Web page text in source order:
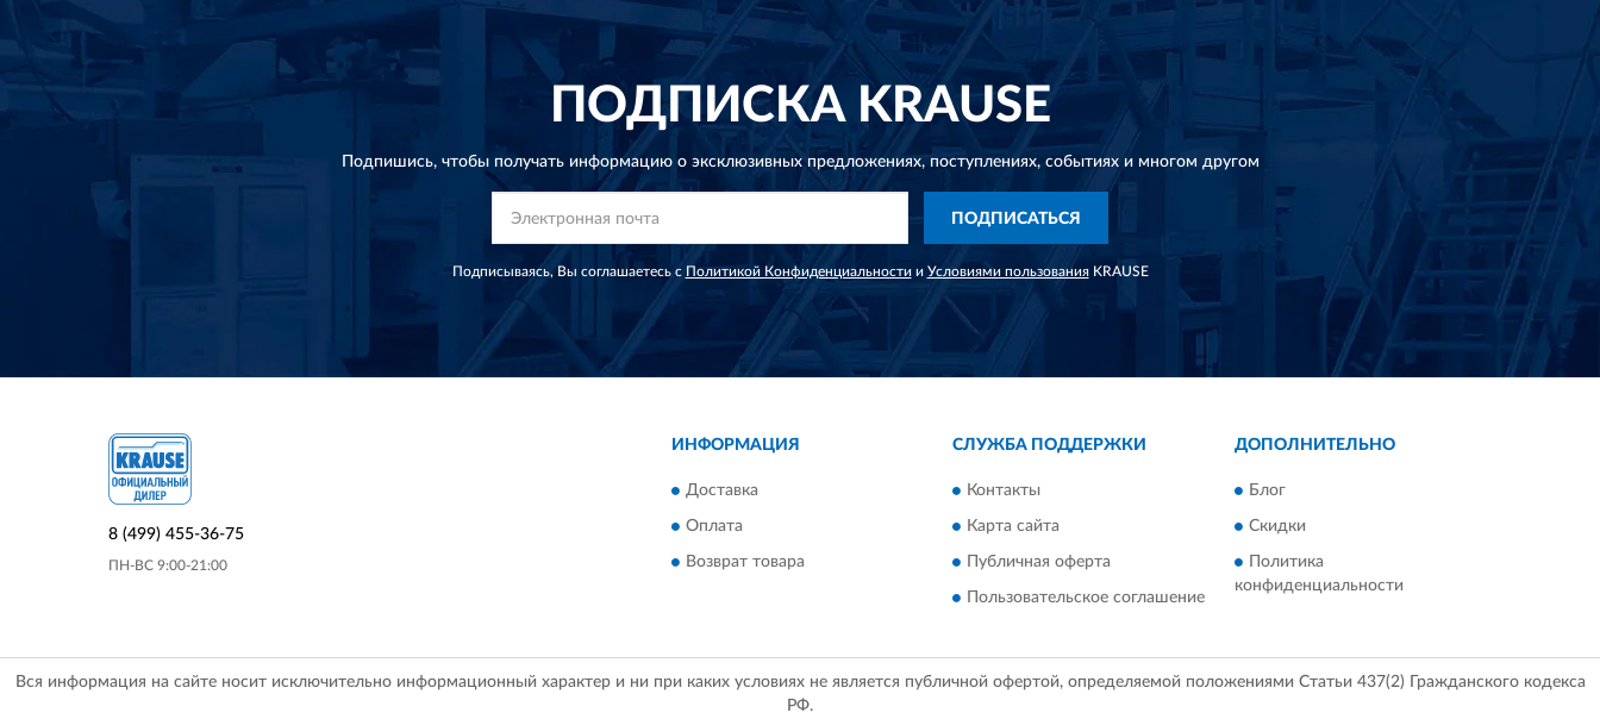
ПОДПИСКАKRAUSE
Подпишись, чтобы получать информацию о эксклюзивных предложениях,поступлениях, событиях и многом другом
ПОДПИСАТЬСЯ
Подписываясь, Вы соглашаетесь с Политикой Конфиденциальности и Условиями пользованияKRAUSE
8 (499) 455-36-75
ПН-ВС 9:00-21:00
ИНФОРМАЦИЯ
Доставка
Оплата
Возврат товара
СЛУЖБА ПОДДЕРЖКИ
Контакты
Карта сайта
Публичная оферта
Пользовательское соглашение
ДОПОЛНИТЕЛЬНО
Блог
Скидки
Политика
конфиденциальности
Вся информация на сайте носит исключительно информационный характер и ни при каких условиях не является публичной офертой, определяемой положениями Статьи 437(2) Гражданского кодекса
РФ.